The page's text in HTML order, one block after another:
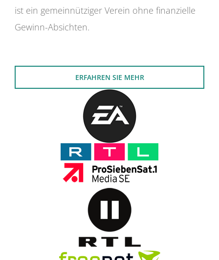
ist ein gemeinnütziger Verein ohne finanzielle
Gewinn-Absichten.
ERFAHREN SIE MEHR